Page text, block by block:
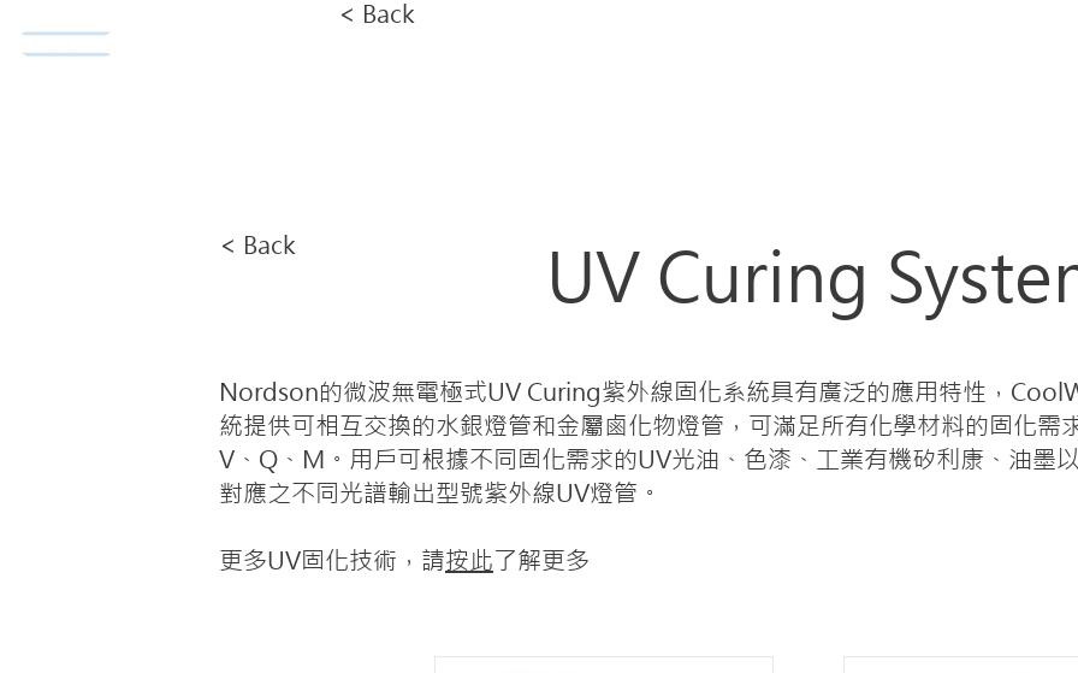
< Back
< Back UV Curing
Nordson的微波無電極式UV Curing紫外線固化系統具有廣泛的應用特性，
統提供可相互交換的水銀燈管和金屬鹵化物燈管，可滿足所有化學材料的固化
V、Q、M。用戶可根據不同固化需求的UV光油、色漆、工業有機矽利康、油墨
對應之不同光譜輸出型號紫外線UV燈管。
更多UV固化技術，請按此了解更多